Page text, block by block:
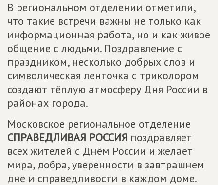
В региональном отделении отметили,
что такие встречи важны не только как
информационная работа, но и как живое
общение с людьми. Поздравление с
праздником, несколько добрых слов и
символическая ленточка с триколором
создают тёплую атмосферу Дня России в
районах города.
Московское региональное отделение
СПРАВЕДЛИВАЯ РОССИЯ поздравляет
всех жителей с Днём России и желает
мира, добра, уверенности в завтрашнем
дне и справедливости в каждом доме.